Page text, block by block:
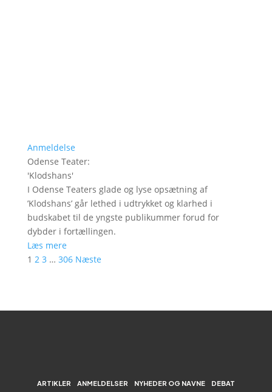
Anmeldelse
Odense Teater:
'Klodshans'
I Odense Teaters glade og lyse opsætning af
’Klodshans’ går lethed i udtrykket og klarhed i
budskabet til de yngste publikummer forud for
dybder i fortællingen.
Læs mere
1 2 3 … 306 Næste
ARTIKLER ANMELDELSER NYHEDER OG NAVNE DEBAT